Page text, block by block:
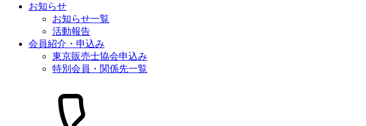
お知らせ
お知らせ一覧
活動報告
会員紹介・申込み
東京販売士協会申込み
特別会員・関係先一覧